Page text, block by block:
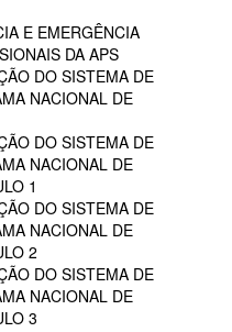
E EMERGÊNCIA
DA APS
DO SISTEMA DE
NACIONAL DE
DO SISTEMA DE
NACIONAL DE
1
DO SISTEMA DE
NACIONAL DE
2
DO SISTEMA DE
NACIONAL DE
3